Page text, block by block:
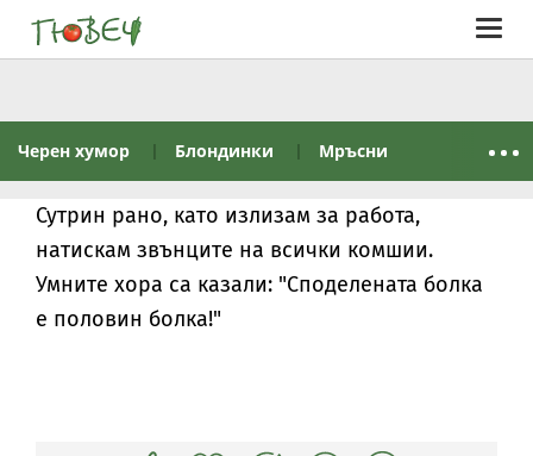
Черен хумор Блондинки Мръсни
Сутрин рано, като излизам за работа,
натискам звънците на всички комшии.
Умните хора са казали: "Споделената болка
е половин болка!"